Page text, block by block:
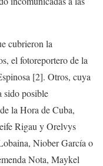
cubrieron la
el fotoreportero de la
[2]. Otros, cuya
sido posible
la Hora de Cuba,
Rigau y Orelvys
Niober García o
Nota, Maykel